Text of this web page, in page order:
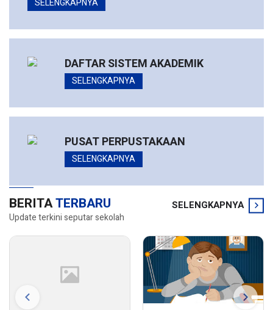
SELENGKAPNYA
DAFTAR SISTEM AKADEMIK
SELENGKAPNYA
PUSAT PERPUSTAKAAN
SELENGKAPNYA
BERITATERBARU
Update terkini seputar sekolah
SELENGKAPNYA